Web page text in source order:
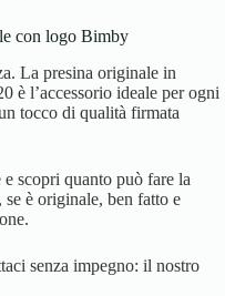
con logo Bimby
La presina originale in
è l’accessorio ideale per ogni
tocco di qualità firmata
scopri quanto può fare la
è originale, ben fatto e
senza impegno: il nostro